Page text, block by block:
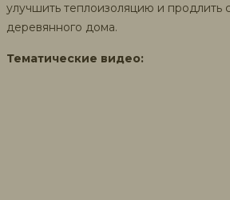
улучшить теплоизоляцию и продлить
деревянного дома.
Тематические видео: